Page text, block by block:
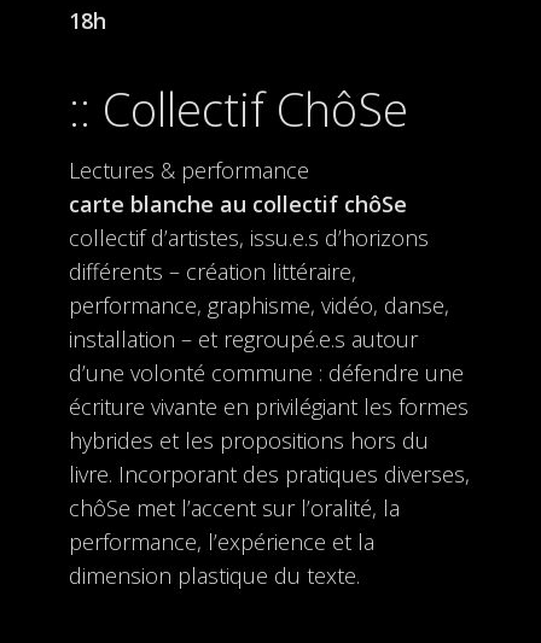
18h
Collectif ChôSe
Lectures & performance
carte blanche au collectif chôSe
collectif d’artistes, issu.e.s d’horizons
différents – création littéraire,
performance, graphisme, vidéo, danse,
installation – et regroupé.e.s autour
d’une volonté commune : défendre une
écriture vivante en privilégiant les formes
hybrides et les propositions hors du
livre. Incorporant des pratiques diverses,
chôSe met l’accent sur l’oralité, la
performance, l’expérience et la
dimension plastique du texte.